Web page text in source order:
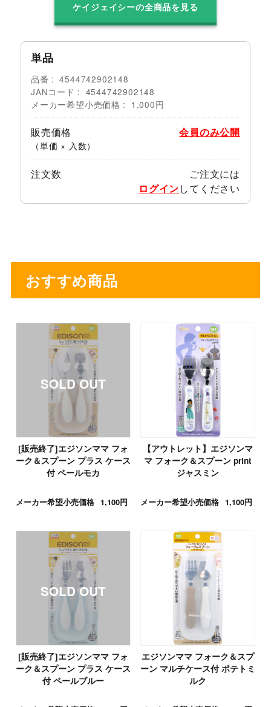
ケイジェイシーの全商品を見る
単品
品番
4544742902148
JANコード
4544742902148
メーカー希望小売価格
1,000円
販売価格
（単価 × 入数）
会員のみ公開
注文数
ご注文には
ログインしてください
おすすめ商品
[販売終了]エジソンママ フォ
ーク＆スプーン プラス ケース
付 ペールモカ
メーカー希望小売価格 1,100円
【アウトレット】エジソンマ
マ フォーク＆スプーン print
ジャスミン
メーカー希望小売価格 1,100円
[販売終了]エジソンママ フォ
ーク＆スプーン プラス ケース
付 ペールブルー
エジソンママ フォーク＆スプ
ーン マルチケース付 ポテトミ
ルク